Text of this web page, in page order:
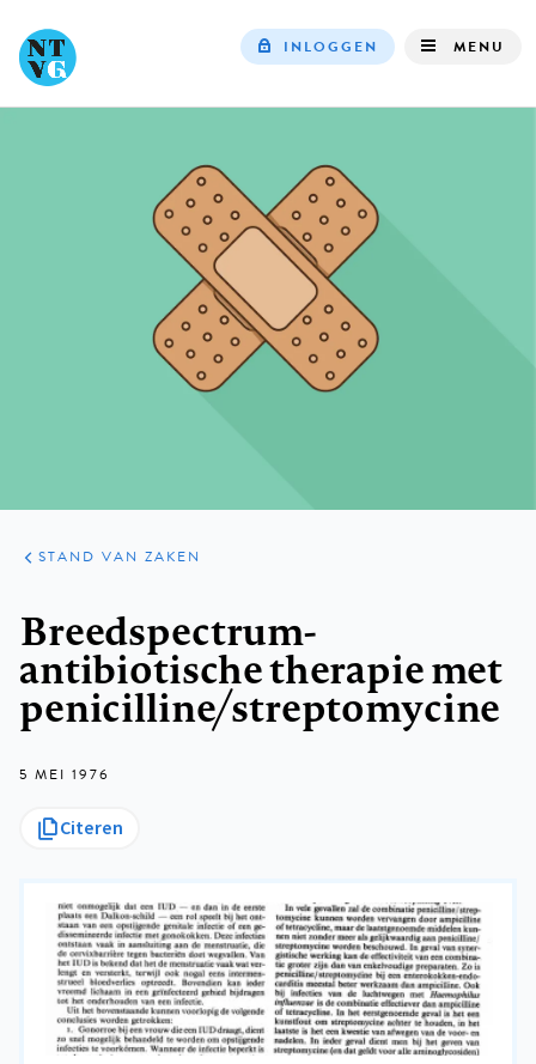
INLOGGEN MENU
ARTIKELEN
PRAKTIJK
STAND VAN ZAKEN
Breedspectrum-
antibiotische therapie met
penicilline/streptomycine
5 MEI 1976
Citeren